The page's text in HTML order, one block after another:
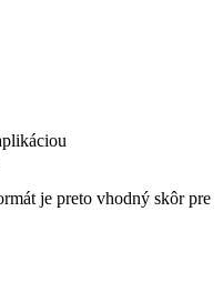
je preto vhodný skôr pre